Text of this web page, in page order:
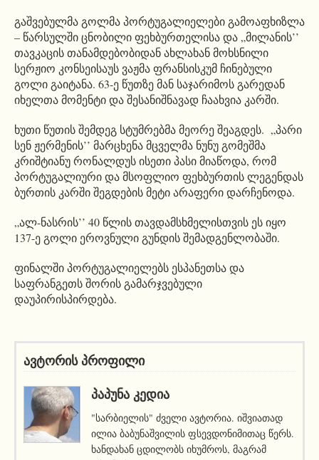
გაშვებულმა გოლმა პორტუგალიელები გამოაფხიზლა
– წარსულში ცნობილი ფეხბურთელისა და „მილანის’’
თავკაცის თანამდებობიდან ახლახან მოხსნილი
სერჟიო კონსეისაუს ვაჟმა ფრანსისკუმ ჩინებული
გოლი გაიტანა. 63-ე წუთზე მან საჯარიმოს გარედან
იხელთა მომენტი და შესანიშნავად ჩაახვია კარში.
ხუთი წუთის შემდეგ სტუმრებმა მეორე შეაგდეს. „პარი
სენ ჟერმენის’’ მარცხენა მცველმა ნუნუ გომეშმა
კრიშტიანუ რონალდუს ისეთი პასი მიაწოდა, რომ
პორტუგალიური და მსოფლიო ფეხბურთის ლეგენდას
ბურთის კარში შეგდების მეტი არაფერი დარჩენოდა.
„ალ-ნასრის’’ 40 წლის თავდამსხმელისთვის ეს იყო
137-ე გოლი ეროვნული გუნდის შემადგენლობაში.
ფინალში პორტუგალიელებს ესპანეთსა და
საფრანგეთს შორის გამარჯვებული
დაუპირისპირდება.
ავტორის პროფილი
ᲞᲐᲞᲣᲜᲐ ᲙᲔᲓᲘᲐ
"სარბიელის" ძველი ავტორია. იშვიათად
ილია ბაბუნაშვილის ფსევდონიმითაც წერს.
ხანდახან ცდილობს იხუმროს, მაგრამ